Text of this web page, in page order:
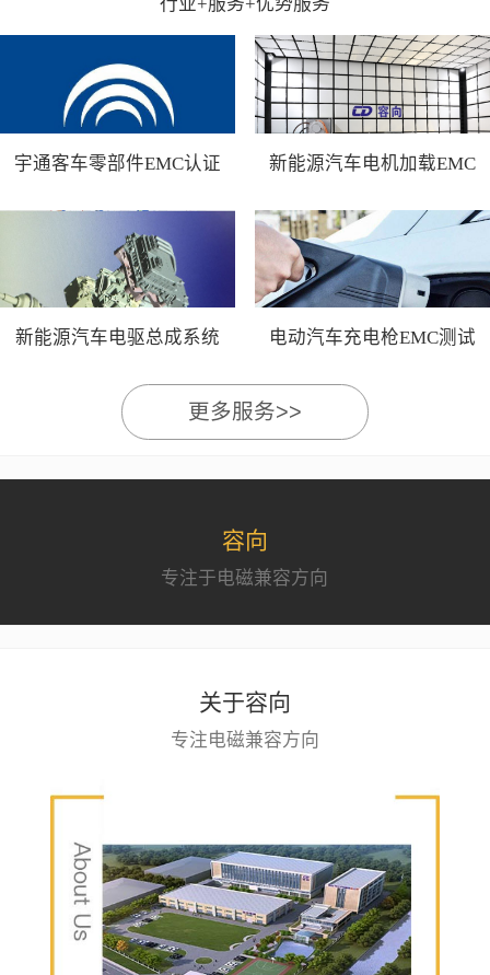
宇通客车零部件EMC认证
新能源汽车电机加载EMC
新能源汽车电驱总成系统
电动汽车充电枪EMC测试
更多服务>>
容向
专注于电磁兼容方向
关于容向
专注电磁兼容方向